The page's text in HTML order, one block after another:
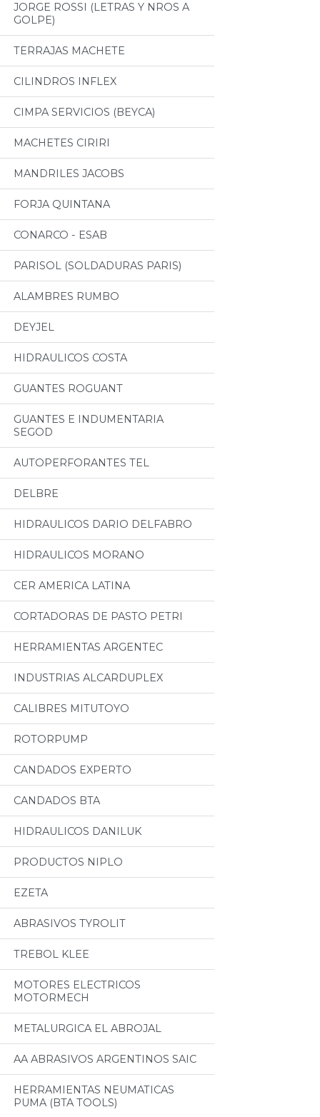
JORGE ROSSI (LETRAS Y NROS A
GOLPE)
TERRAJAS MACHETE
CILINDROS INFLEX
CIMPA SERVICIOS (BEYCA)
MACHETES CIRIRI
MANDRILES JACOBS
FORJA QUINTANA
CONARCO - ESAB
PARISOL (SOLDADURAS PARIS)
ALAMBRES RUMBO
DEYJEL
HIDRAULICOS COSTA
GUANTES ROGUANT
GUANTES E INDUMENTARIA
SEGOD
AUTOPERFORANTES TEL
DELBRE
HIDRAULICOS DARIO DELFABRO
HIDRAULICOS MORANO
CER AMERICA LATINA
CORTADORAS DE PASTO PETRI
HERRAMIENTAS ARGENTEC
INDUSTRIAS ALCARDUPLEX
CALIBRES MITUTOYO
ROTORPUMP
CANDADOS EXPERTO
CANDADOS BTA
HIDRAULICOS DANILUK
PRODUCTOS NIPLO
EZETA
ABRASIVOS TYROLIT
TREBOL KLEE
MOTORES ELECTRICOS
MOTORMECH
METALURGICA EL ABROJAL
AA ABRASIVOS ARGENTINOS SAIC
HERRAMIENTAS NEUMATICAS
PUMA (BTA TOOLS)